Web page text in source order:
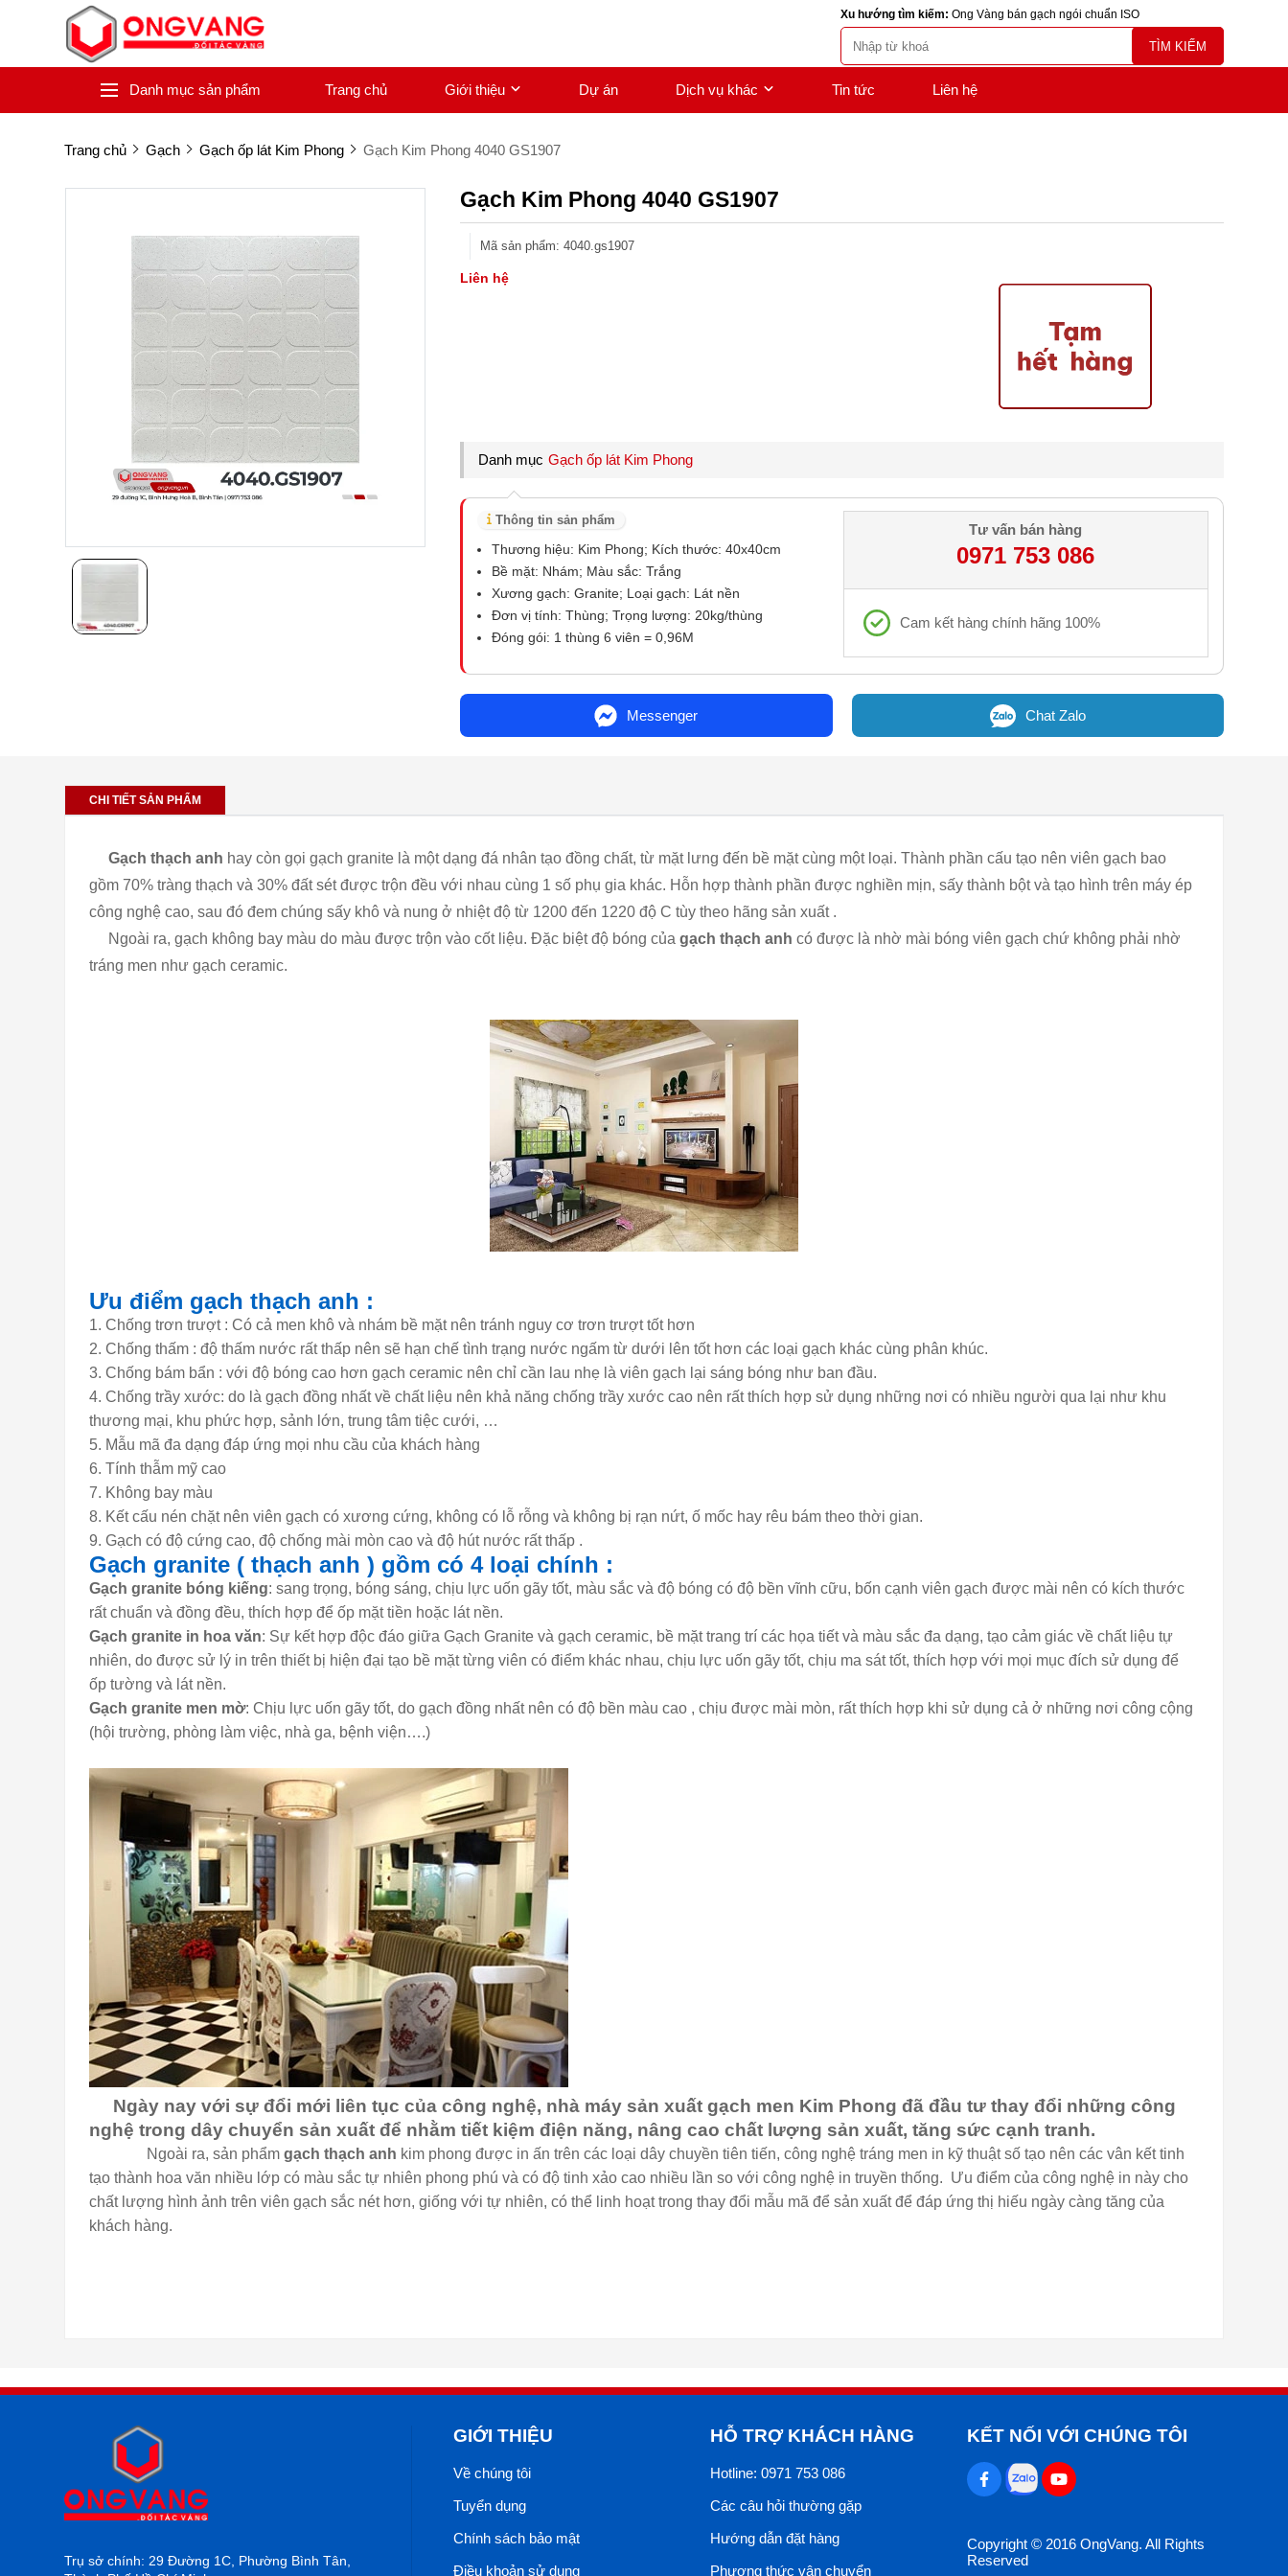
Xu hướng tìm kiếm: Ong Vàng bán gạch ngói chuẩn ISO
TÌM KIẾM
Danh mục sản phẩm Trang chủ Giới thiệu Dự án Dịch vụ khác Tin tức Liên hệ
Trang chủ Gạch Gạch ốp lát Kim Phong Gạch Kim Phong 4040 GS1907
Gạch Kim Phong 4040 GS1907
Mã sản phẩm:4040.gs1907
Liên hệ
Danh mục Gạch ốp lát Kim Phong
Thông tin sản phẩm
Thương hiệu: Kim Phong; Kích thước: 40x40cm
Bề mặt: Nhám; Màu sắc: Trắng
Xương gạch: Granite; Loại gạch: Lát nền
Đơn vị tính: Thùng; Trọng lượng: 20kg/thùng
Đóng gói: 1 thùng 6 viên = 0,96M
Tư vấn bán hàng
0971 753 086
Cam kết hàng chính hãng 100%
Messenger Chat Zalo
CHI TIẾT SẢN PHẨM
Gạch thạch anh hay còn gọi gạch granite là một dạng đá nhân tạo đồng chất, từ mặt lưng đến bề mặt cùng một loại. Thành phần cấu tạo nên viên gạch bao
gồm 70% tràng thạch và 30% đất sét được trộn đều với nhau cùng 1 số phụ gia khác. Hỗn hợp thành phần được nghiền mịn, sấy thành bột và tạo hình trên máy ép
công nghệ cao, sau đó đem chúng sấy khô và nung ở nhiệt độ từ 1200 đến 1220 độ C tùy theo hãng sản xuất .
Ngoài ra, gạch không bay màu do màu được trộn vào cốt liệu. Đặc biệt độ bóng của gạch thạch anh có được là nhờ mài bóng viên gạch chứ không phải nhờ
tráng men như gạch ceramic.
Ưu điểm gạch thạch anh :
Chống trơn trượt : Có cả men khô và nhám bề mặt nên tránh nguy cơ trơn trượt tốt hơn
Chống thấm : độ thấm nước rất thấp nên sẽ hạn chế tình trạng nước ngấm từ dưới lên tốt hơn các loại gạch khác cùng phân khúc.
Chống bám bẩn : với độ bóng cao hơn gạch ceramic nên chỉ cần lau nhẹ là viên gạch lại sáng bóng như ban đầu.
Chống trầy xước: do là gạch đồng nhất về chất liệu nên khả năng chống trầy xước cao nên rất thích hợp sử dụng những nơi có nhiều người qua lại như khu
thương mại, khu phức hợp, sảnh lớn, trung tâm tiệc cưới, …
Mẫu mã đa dạng đáp ứng mọi nhu cầu của khách hàng
Tính thẫm mỹ cao
Không bay màu
Kết cấu nén chặt nên viên gạch có xương cứng, không có lỗ rỗng và không bị rạn nứt, ố mốc hay rêu bám theo thời gian.
Gạch có độ cứng cao, độ chống mài mòn cao và độ hút nước rất thấp .
Gạch granite ( thạch anh ) gồm có 4 loại chính :
Gạch granite bóng kiếng: sang trọng, bóng sáng, chịu lực uốn gãy tốt, màu sắc và độ bóng có độ bền vĩnh cữu, bốn cạnh viên gạch được mài nên có kích thước
rất chuẩn và đồng đều, thích hợp để ốp mặt tiền hoặc lát nền.
Gạch granite in hoa văn: Sự kết hợp độc đáo giữa Gạch Granite và gạch ceramic, bề mặt trang trí các họa tiết và màu sắc đa dạng, tạo cảm giác về chất liệu tự
nhiên, do được sử lý in trên thiết bị hiện đại tạo bề mặt từng viên có điểm khác nhau, chịu lực uốn gãy tốt, chịu ma sát tốt, thích hợp với mọi mục đích sử dụng để
ốp tường và lát nền.
Gạch granite men mờ: Chịu lực uốn gãy tốt, do gạch đồng nhất nên có độ bền màu cao , chịu được mài mòn, rất thích hợp khi sử dụng cả ở những nơi công cộng
(hội trường, phòng làm việc, nhà ga, bệnh viện….)
Ngày nay với sự đổi mới liên tục của công nghệ, nhà máy sản xuất gạch men Kim Phong đã đầu tư thay đổi những công
nghệ trong dây chuyển sản xuất để nhằm tiết kiệm điện năng, nâng cao chất lượng sản xuất, tăng sức cạnh tranh.
Ngoài ra, sản phẩm gạch thạch anh kim phong được in ấn trên các loại dây chuyền tiên tiến, công nghệ tráng men in kỹ thuật số tạo nên các vân kết tinh
tạo thành hoa văn nhiều lớp có màu sắc tự nhiên phong phú và có độ tinh xảo cao nhiều lần so với công nghệ in truyền thống. Ưu điểm của công nghệ in này cho
chất lượng hình ảnh trên viên gạch sắc nét hơn, giống với tự nhiên, có thể linh hoạt trong thay đổi mẫu mã để sản xuất để đáp ứng thị hiếu ngày càng tăng của
khách hàng.
Trụ sở chính: 29 Đường 1C, Phường Bình Tân,
GIỚI THIỆU
Về chúng tôi
Tuyển dụng
Chính sách bảo mật
Điều khoản sử dụng
HỖ TRỢ KHÁCH HÀNG
Hotline: 0971 753 086
Các câu hỏi thường gặp
Hướng dẫn đặt hàng
Phương thức vận chuyển
KẾT NỐI VỚI CHÚNG TÔI
Copyright © 2016 OngVang. All Rights
Reserved